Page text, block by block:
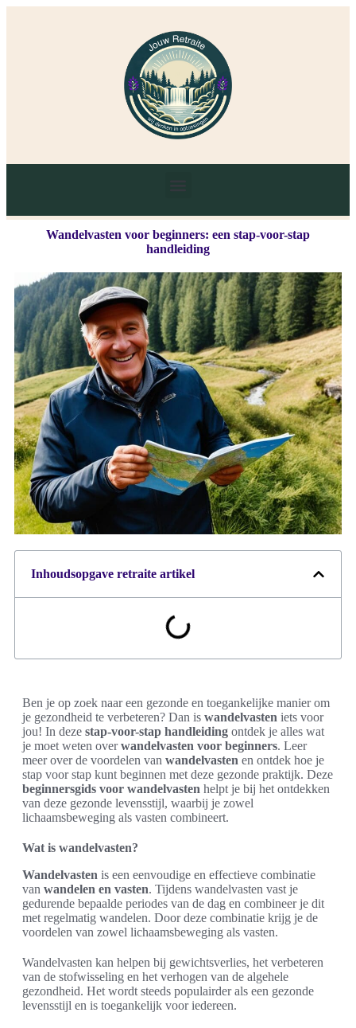
Wandelvasten voor beginners: een stap-voor-stap
handleiding
Inhoudsopgave retraite artikel
Ben je op zoek naar een gezonde en toegankelijke manier om
je gezondheid te verbeteren? Dan is wandelvasten iets voor
jou! In deze stap-voor-stap handleiding ontdek je alles wat
je moet weten overwandelvasten voor beginners. Leer
meer over de voordelen van wandelvasten en ontdek hoe je
stap voor stap kunt beginnen met deze gezonde praktijk. Deze
beginnersgids voor wandelvasten helpt je bij het ontdekken
van deze gezonde levensstijl, waarbij je zowel
lichaamsbeweging als vasten combineert.
Wat is wandelvasten?
Wandelvasten is een eenvoudige en effectieve combinatie
van wandelen en vasten. Tijdens wandelvasten vast je
gedurende bepaalde periodes van de dag en combineer je dit
met regelmatig wandelen. Door deze combinatie krijg je de
voordelen van zowel lichaamsbeweging als vasten.
Wandelvasten kan helpen bij gewichtsverlies, het verbeteren
van de stofwisseling en het verhogen van de algehele
gezondheid. Het wordt steeds populairder als een gezonde
levensstijl en is toegankelijk voor iedereen.